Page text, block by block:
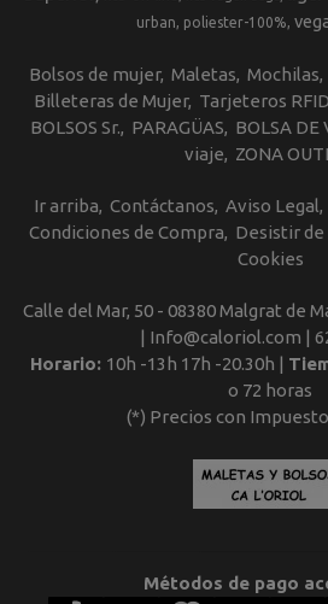
urban
poliester-100%
Bolsos de mujer Maletas Mochilas
Billeteras de Mujer Tarjeteros RFID
BOLSOS Sr.
PARAGÜAS BOLSA DE
viaje
ZONA
Ir arriba Contáctanos Aviso Legal
Condiciones de Compra
Desistir de
Cookies
Calle del Mar, 50 - 08380 Malgrat de
| Info@caloriol.com |
Horario: 10h -13h 17h -20.30h |
o 72 horas
(*) Precios con
Métodos de pago